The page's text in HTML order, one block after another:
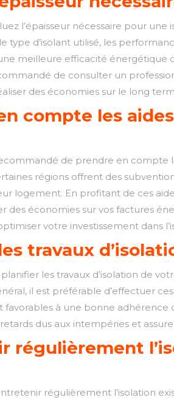
l’épaisseur nécessaire pour
type d’isolant utilisé, les
meilleure efficacité
de consulter un
des économies sur le long
compte les
de prendre en compte
régions offrent des
logement. En profitant de ces
des économies sur vos factures
votre investissement dans
travaux
les travaux d’isolation de
il est préférable d’effectuer
favorables à une bonne adhérence
dus aux intempéries et
régulièrement
régulièrement l’isolation